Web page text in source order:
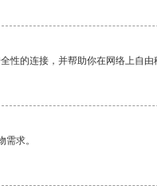
性的连接，并帮助你在网络上自由
求。